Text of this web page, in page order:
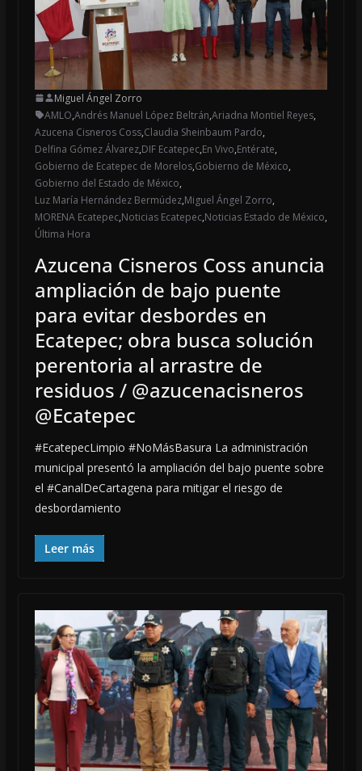
Miguel Ángel Zorro
AMLO,Andrés Manuel López Beltrán,Ariadna Montiel Reyes,
Azucena Cisneros Coss,Claudia Sheinbaum Pardo,
Delfina Gómez Álvarez,DIF Ecatepec,En Vivo,Entérate,
Gobierno de Ecatepec de Morelos,Gobierno de México,
Gobierno del Estado de México,
Luz María Hernández Bermúdez,Miguel Ángel Zorro,
MORENA Ecatepec,Noticias Ecatepec,Noticias Estado de México,
Última Hora
Azucena Cisneros Coss anuncia
ampliación de bajo puente
para evitar desbordes en
Ecatepec; obra busca solución
perentoria al arrastre de
residuos / @azucenacisneros
@Ecatepec
#EcatepecLimpio #NoMásBasura La administración
municipal presentó la ampliación del bajo puente sobre
el #CanalDeCartagena para mitigar el riesgo de
desbordamiento
Leer más